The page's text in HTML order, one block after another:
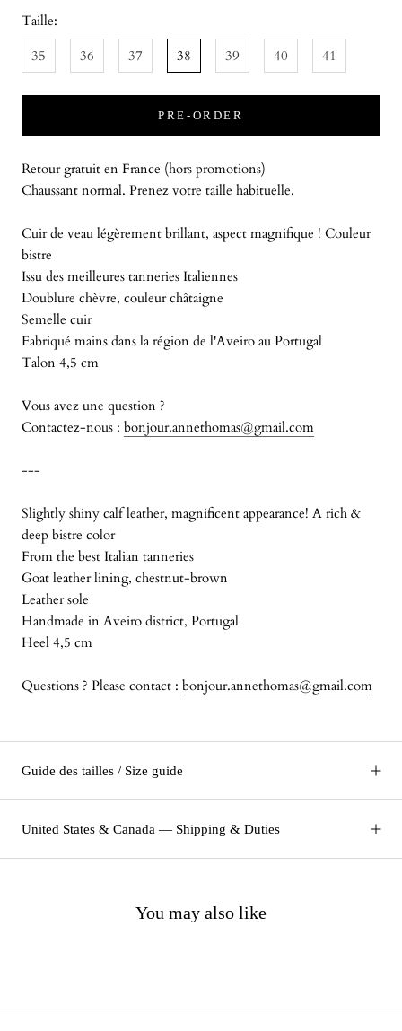
Taille:
35
36 37 38 39 40 41
PRE-ORDER
Retour gratuit en France (hors promotions)
Chaussant normal. Prenez votre taille habituelle.
Cuir de veau légèrement brillant, aspect magnifique ! Couleur
bistre
Issu des meilleures tanneries Italiennes
Doublure chèvre, couleur châtaigne
Semelle cuir
Fabriqué mains dans la région de l'Aveiro au Portugal
Talon 4,5 cm
Vous avez une question ?
Contactez-nous : bonjour.annethomas@gmail.com
---
Slightly shiny calf leather, magnificent appearance! A rich &
deep bistre color
From the best Italian tanneries
Goat leather lining, chestnut-brown
Leather sole
Handmade in Aveiro district, Portugal
Heel 4,5 cm
Questions ? Please contact : bonjour.annethomas@gmail.com
Guide des tailles / Size guide
United States & Canada — Shipping & Duties
You may also like